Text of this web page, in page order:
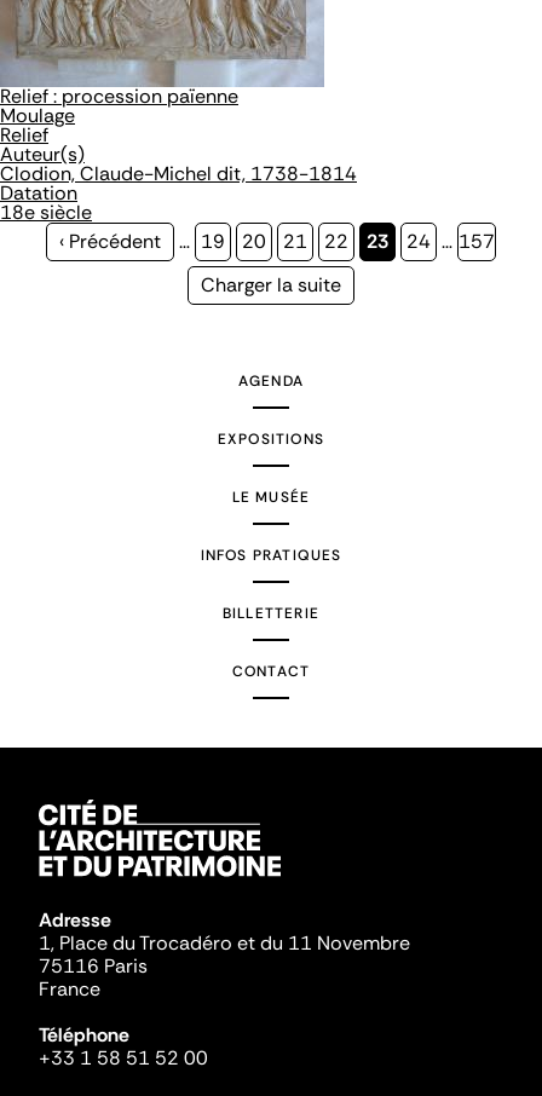
Relief : procession païenne
Moulage
Relief
Auteur(s)
Clodion, Claude-Michel dit, 1738-1814
Datation
18e siècle
Page
‹ Précédent … Page
19 Page
20 Page
21 Page
22
Page
23 Page
24 … Page
157
Page
Charger la suite
AGENDA
EXPOSITIONS
LE MUSÉE
INFOS PRATIQUES
BILLETTERIE
CONTACT
Adresse
1, Place du Trocadéro et du 11 Novembre
75116 Paris
France
Téléphone
+33 1 58 51 52 00